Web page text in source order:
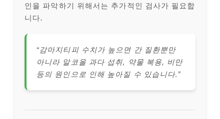
인을 파악하기 위해서는 추가적인 검사가 필요합
니다.
“감마지티피 수치가 높으면 간 질환뿐만
아니라 알코올 과다 섭취, 약물 복용, 비만
등의 원인으로 인해 높아질 수 있습니다.”